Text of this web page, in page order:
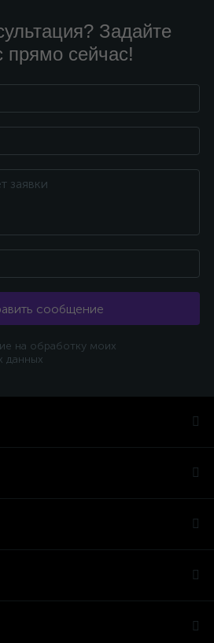
Задайте
прямо сейчас!
сообщение
на обработку моих
данных